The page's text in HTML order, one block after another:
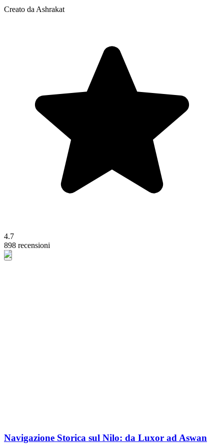
Creato da Ashrakat
4.7
898 recensioni
Navigazione Storica sul Nilo: da Luxor ad Aswan